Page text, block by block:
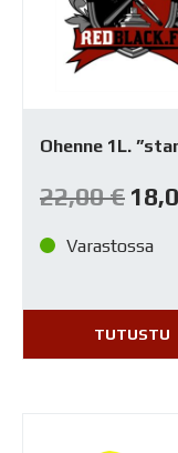
Ohenne 1L.
22,00€ hinta
Varastossa
TUTUSTU